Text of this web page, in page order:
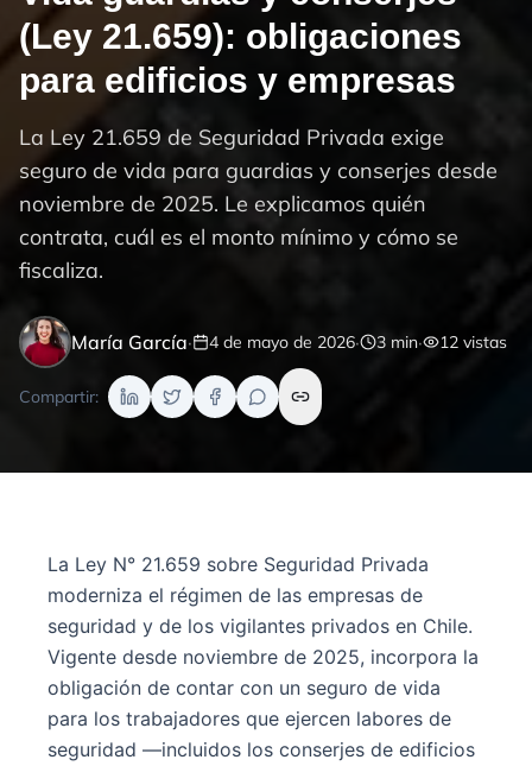
(Ley 21.659): obligaciones
para edificios y empresas
La Ley 21.659 de Seguridad Privada exige
seguro de vida para guardias y conserjes desde
noviembre de 2025. Le explicamos quién
contrata, cuál es el monto mínimo y cómo se
fiscaliza.
María García· 4 de mayo de 2026· 3 min· 12 vistas
Compartir:
La Ley N° 21.659 sobre Seguridad Privada
moderniza el régimen de las empresas de
seguridad y de los vigilantes privados en Chile.
Vigente desde noviembre de 2025, incorpora la
obligación de contar con un seguro de vida
para los trabajadores que ejercen labores de
seguridad —incluidos los conserjes de edificios